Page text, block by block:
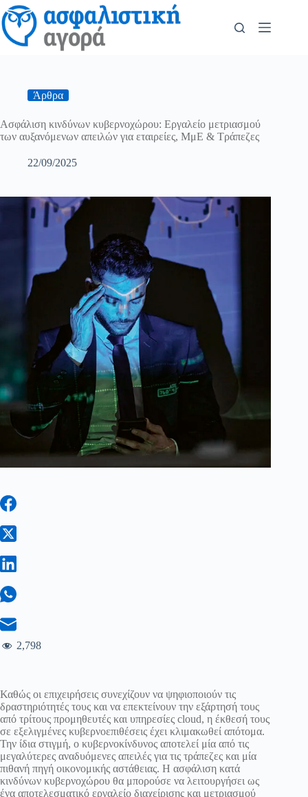
Άρθρα
Ασφάλιση κινδύνων κυβερνοχώρου: Εργαλείο μετριασμού
των αυξανόμενων απειλών για εταιρείες, ΜμΕ & Τράπεζες
22/09/2025
2,798
Καθώς οι επιχειρήσεις συνεχίζουν να ψηφιοποιούν τις
δραστηριότητές τους και να επεκτείνουν την εξάρτησή τους
από τρίτους προμηθευτές και υπηρεσίες cloud, η έκθεσή τους
σε εξελιγμένες κυβερνοεπιθέσεις έχει κλιμακωθεί απότομα.
Την ίδια στιγμή, ο κυβερνοκίνδυνος αποτελεί μία από τις
μεγαλύτερες αναδυόμενες απειλές για τις τράπεζες και μία
πιθανή πηγή οικονομικής αστάθειας. Η ασφάλιση κατά
κινδύνων κυβερνοχώρου θα μπορούσε να λειτουργήσει ως
ένα αποτελεσματικό εργαλείο διαχείρισης και μετριασμού